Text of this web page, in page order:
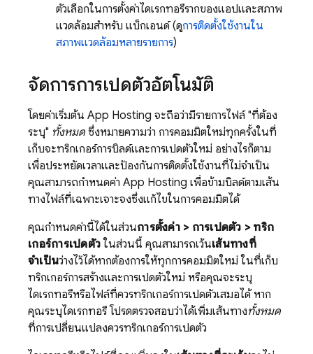
ตัวเลือกในการตั้งค่าไดเรกทอรีรากของแอปและสภาพ
แวดล้อมสำหรับ แบ็กเอนด์ (ดูการติดตั้งใช้งานใน
สภาพแวดล้อมหลายรายการ)
จัดการการเปิดตัวอัตโนมัติ
โดยค่าเริ่มต้น App Hosting จะถือว่ามีรายการไฟล์ "ที่ต้อง
ระบุ" ทั้งหมด ซึ่งหมายความว่า การคอมมิตใหม่ทุกครั้งในที่
เก็บจะทริกเกอร์การบิลด์และการเปิดตัวใหม่ อย่างไรก็ตาม
เพื่อประหยัดเวลาและป้องกันการติดตั้งใช้งานที่ไม่จำเป็น
คุณสามารถกำหนดค่า App Hosting เพื่อข้ามบิลด์ตามเส้น
ทางไฟล์ที่เฉพาะเจาะจงซึ่งแก้ไขในการคอมมิตได้
คุณกำหนดค่านี้ได้ในส่วนการตั้งค่า > การเปิดตัว > ทริก
เกอร์การเปิดตัว ในส่วนนี้ คุณสามารถเว้นเส้นทางที่
จำเป็นว่างไว้ได้หากต้องการให้ทุกการคอมมิตใหม่ ในที่เก็บ
ทริกเกอร์การสร้างและการเปิดตัวใหม่ หรือคุณจะระบุ
ไดเรกทอรีหรือไฟล์ที่ควรทริกเกอร์การเปิดตัวเสมอได้ หาก
คุณระบุไดเรกทอรี โปรดตรวจสอบว่าได้เพิ่มเส้นทางทั้งหมด
ที่การเปลี่ยนแปลงควรทริกเกอร์การเปิดตัว